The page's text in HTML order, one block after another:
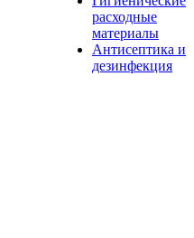
расходные
материалы
Антисептика и
дезинфекция